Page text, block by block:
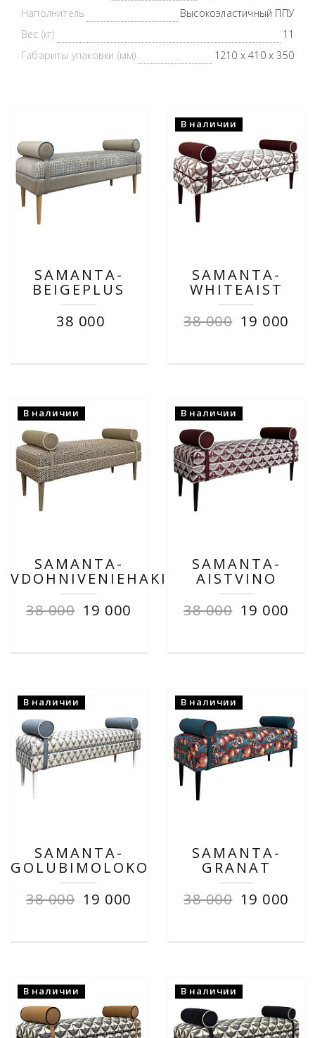
Наполнитель
Высокоэластичный ППУ
Вес (кг)
11
Габариты упаковки (мм)
1210 х 410 х 350
SAMANTA-
BEIGEPLUS
38 000
В наличии
SAMANTA-
WHITEAIST
38 000 19 000
В наличии
SAMANTA-
VDOHNIVENIEHAKI
38 000 19 000
В наличии
SAMANTA-
AISTVINO
38 000 19 000
В наличии
SAMANTA-
GOLUBIMOLOKO
38 000 19 000
В наличии
SAMANTA-
GRANAT
38 000 19 000
В наличии В наличии